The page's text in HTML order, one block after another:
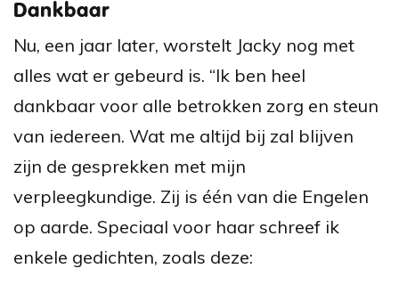
Dankbaar
Nu, een jaar later, worstelt Jacky nog met
alles wat er gebeurd is. “Ik ben heel
dankbaar voor alle betrokken zorg en steun
van iedereen. Wat me altijd bij zal blijven
zijn de gesprekken met mijn
verpleegkundige. Zij is één van die Engelen
op aarde. Speciaal voor haar schreef ik
enkele gedichten, zoals deze: